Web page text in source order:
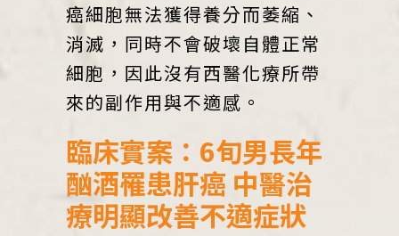
癌細胞無法獲得養分而萎縮、
消滅，同時不會破壞自體正常
細胞，因此沒有西醫化療所帶
來的副作用與不適感。
臨床實案：6旬男長年
酗酒罹患肝癌 中醫治
療明顯改善不適症狀